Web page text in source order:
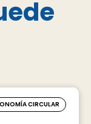
CIRCULAR